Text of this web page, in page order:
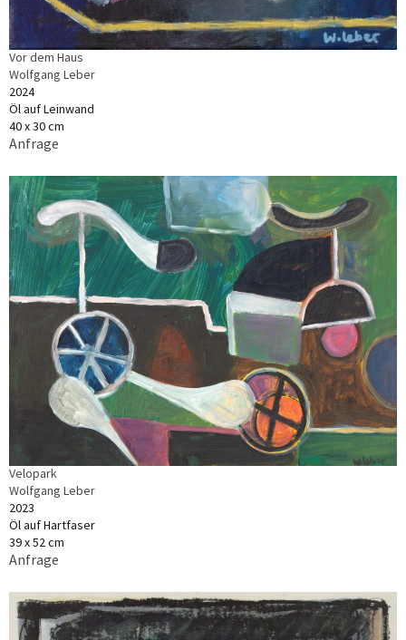
Vor dem Haus
Wolfgang Leber
2024
Öl auf Leinwand
40 x 30 cm
Anfrage
Velopark
Wolfgang Leber
2023
Öl auf Hartfaser
39 x 52 cm
Anfrage